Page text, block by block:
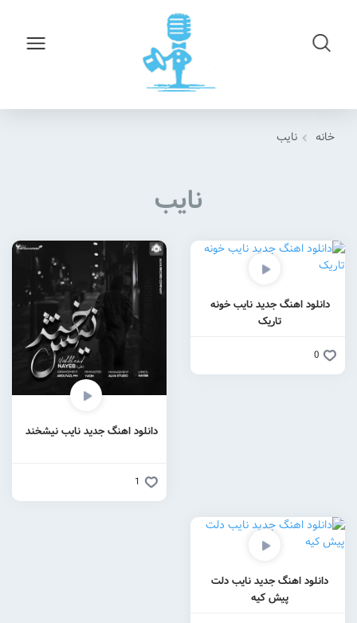
خانه نایب
نایب
دانلود اهنگ جدید نایب خونه
تاریک
0
دانلود اهنگ جدید نایب نیشخند
1
دانلود اهنگ جدید نایب دلت
پیش کیه